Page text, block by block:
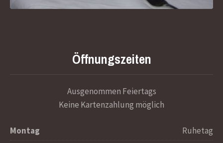
Öffnungszeiten
Ausgenommen Feiertags
Keine Kartenzahlung möglich
Montag
Ruhetag